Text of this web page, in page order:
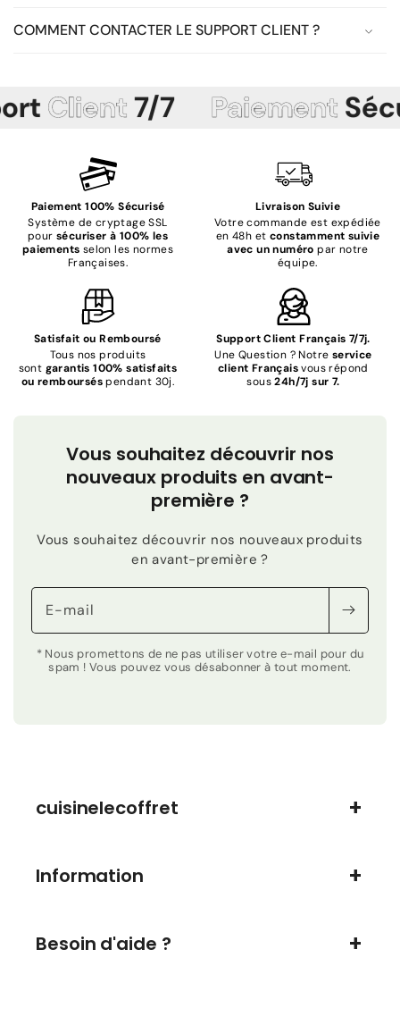
COMMENT CONTACTER LE SUPPORT CLIENT ?
7/7 Paiement
Paiement 100% Sécurisé
Système de cryptage SSL
pour sécuriser à 100% les
paiements selon les normes
Françaises.
Livraison Suivie
Votre commande est expédiée
en 48h et constamment suivie
avec un numéro par notre
équipe.
Satisfait ou Remboursé
Tous nos produits
sont garantis 100% satisfaits
ou rembourséspendant 30j.
Support Client Français 7/7j.
Une Question ? Notre service
client Françaisvous répond
sous24h/7j sur 7.
Vous souhaitez découvrir nos
nouveaux produits en avant-
première ?
Vous souhaitez découvrir nos nouveaux produits
en avant-première ?
E-mail
* Nous promettons de ne pas utiliser votre e-mail pour du
spam ! Vous pouvez vous désabonner à tout moment.
cuisinelecoffret
Information
Besoin d'aide ?